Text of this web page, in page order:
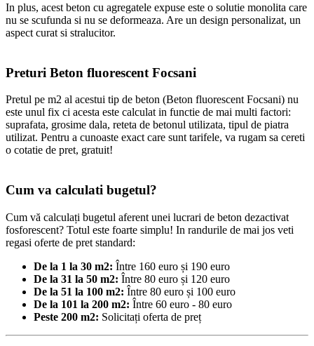
In plus, acest beton cu agregatele expuse este o solutie monolita care
nu se scufunda si nu se deformeaza. Are un design personalizat, un
aspect curat si stralucitor.
Preturi Beton fluorescent Focsani
Pretul pe m2 al acestui tip de beton (Beton fluorescent Focsani) nu
este unul fix ci acesta este calculat in functie de mai multi factori:
suprafata, grosime dala, reteta de betonul utilizata, tipul de piatra
utilizat. Pentru a cunoaste exact care sunt tarifele, va rugam sa cereti
o cotatie de pret, gratuit!
Cum va calculati bugetul?
Cum vă calculați bugetul aferent unei lucrari de beton dezactivat
fosforescent? Totul este foarte simplu! In randurile de mai jos veti
regasi oferte de pret standard:
De la 1 la 30 m2: Între 160 euro și 190 euro
De la 31 la 50 m2: Între 80 euro și 120 euro
De la 51 la 100 m2: Între 80 euro și 100 euro
De la 101 la 200 m2: Între 60 euro - 80 euro
Peste 200 m2: Solicitați oferta de preț